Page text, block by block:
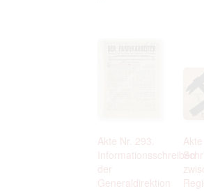
Akte Nr. 293.
Informationsschreiben
der
Generaldirektion